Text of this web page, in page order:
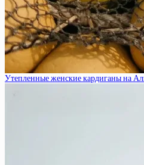
Утепленные женские кардиганы на